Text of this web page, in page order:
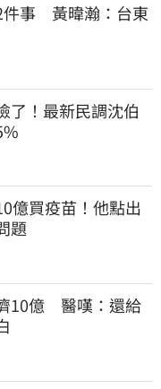
事　黃暐瀚：台東
了！最新民調沈伯
億買疫苗！他點出
題
10億　醫嘆：還給